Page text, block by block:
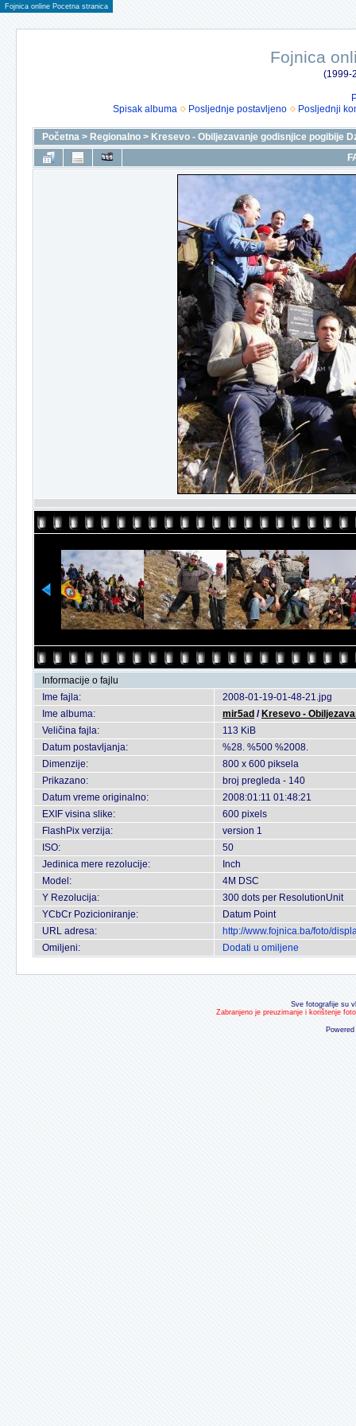
Fojnica online Pocetna stranica
Fojnica
(1999-
Spisak albuma
Posljednje postavljeno Posljednji
Početna > Regionalno > Kresevo - Obiljezavanje godisnjice pogibije
Informacije o fajlu
Ime fajla:
2008-01-19-01-48-21.jpg
Ime albuma:
mir5ad / Kresevo -
Veličina fajla:
113 KiB
Datum postavljanja:
%28. %500 %2008.
Dimenzije:
800 x 600 piksela
Prikazano:
broj pregleda - 140
Datum vreme originalno:
2008:01:11 01:48:21
EXIF visina slike:
600 pixels
FlashPix verzija:
version 1
ISO:
50
Jedinica mere rezolucije:
Inch
Model:
4M DSC
Y Rezolucija:
300 dots per ResolutionUnit
YCbCr Pozicioniranje:
Datum Point
URL adresa:
http://www.fojnica.ba/foto/
Omiljeni:
Dodati u omiljene
Sve fotografije su
Zabranjeno je preuzimanje i korištenje